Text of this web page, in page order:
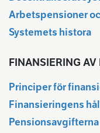
Arbetspensioner
Systemets histora
FINANSIERING
Principer för
Finansieringens
Pensionsavgifterna